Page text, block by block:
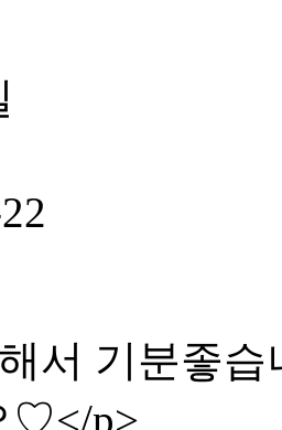
서 기분좋습
♡</p>